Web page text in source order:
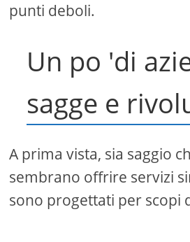
punti deboli.
Un po 'di
sagge e
A prima vista, sia saggio
sembrano offrire servizi
sono progettati per scopi